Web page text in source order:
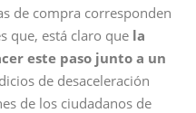
de compra corresponden
que, está claro que la
este paso junto a un
de desaceleración
de los ciudadanos de